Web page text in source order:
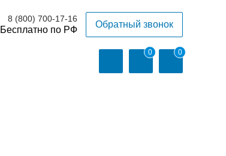
8 (800) 700-17-16
Обратный звонок
0 0